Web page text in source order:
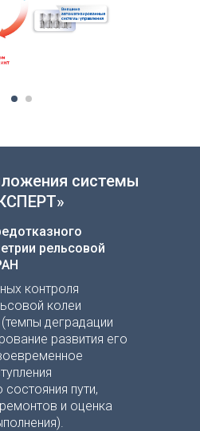
рельсовой
системы
контроля
колеи
деградации
развития его
пути,
и оценка